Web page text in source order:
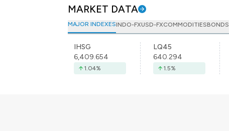
MARKET DATA
MAJOR INDEXESINDO-FXUSD-FXCOMMODITIESBONDS
IHSG
6,409.654
1.04%
LQ45
640.294
1.5%